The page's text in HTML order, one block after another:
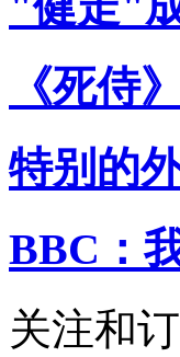
《死侍
特别的
BBC：
关注和